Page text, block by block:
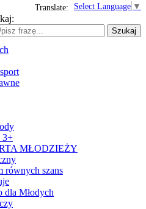
Select Language ▼
Translate:
Szukaj
3+
MŁODZIEŻY
równych szans
dla Młodych